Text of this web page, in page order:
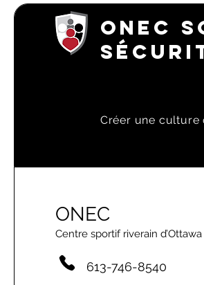
ONEC
Créer une culture
ONEC
Centre sportif riverain
613-746-8540